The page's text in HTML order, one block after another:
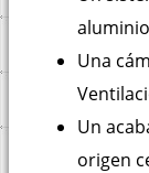
Una
Un
origen